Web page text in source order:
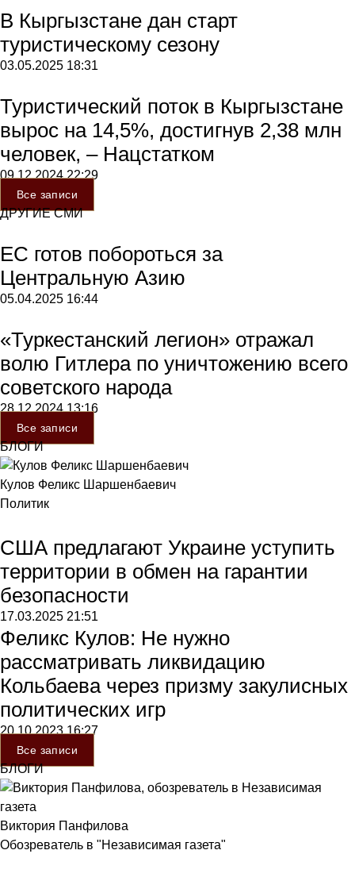
В Кыргызстане дан старт
туристическому сезону
03.05.2025 18:31
Туристический поток в Кыргызстане
вырос на 14,5%, достигнув 2,38 млн
человек, – Нацстатком
09.12.202422:29
Все записи
ДРУГИЕ СМИ
ЕС готов побороться за
Центральную Азию
05.04.2025 16:44
«Туркестанский легион» отражал
волю Гитлера по уничтожению всего
советского народа
28.12.202413:16
Все записи
БЛОГИ
Кулов Феликс Шаршенбаевич
Политик
США предлагают Украине уступить
территории в обмен на гарантии
безопасности
17.03.2025 21:51
Феликс Кулов: Не нужно
рассматривать ликвидацию
Кольбаева через призму закулисных
политических игр
20.10.202316:27
Все записи
БЛОГИ
Виктория Панфилова
Обозреватель в "Независимая газета"